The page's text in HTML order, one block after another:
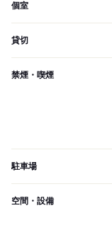
個室
貸切
禁煙・喫煙
駐車場
空間・設備